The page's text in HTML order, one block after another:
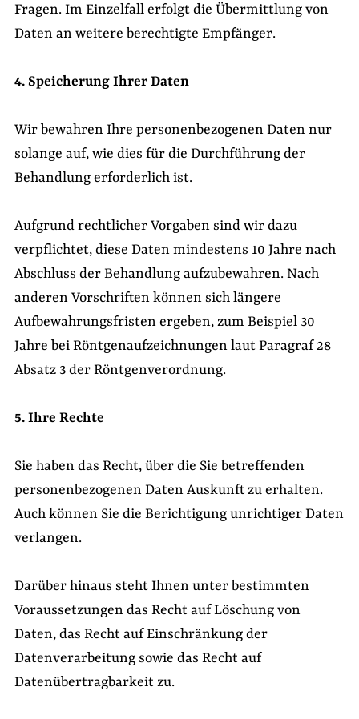
Fragen. Im Einzelfall erfolgt die Übermittlung von
Daten an weitere berechtigte Empfänger.
4. Speicherung Ihrer Daten
Wir bewahren Ihre personenbezogenen Daten nur
solange auf, wie dies für die Durchführung der
Behandlung erforderlich ist.
Aufgrund rechtlicher Vorgaben sind wir dazu
verpflichtet, diese Daten mindestens 10 Jahre nach
Abschluss der Behandlung aufzubewahren. Nach
anderen Vorschriften können sich längere
Aufbewahrungsfristen ergeben, zum Beispiel 30
Jahre bei Röntgenaufzeichnungen laut Paragraf 28
Absatz 3 der Röntgenverordnung.
5. Ihre Rechte
Sie haben das Recht, über die Sie betreffenden
personenbezogenen Daten Auskunft zu erhalten.
Auch können Sie die Berichtigung unrichtiger Daten
verlangen.
Darüber hinaus steht Ihnen unter bestimmten
Voraussetzungen das Recht auf Löschung von
Daten, das Recht auf Einschränkung der
Datenverarbeitung sowie das Recht auf
Datenübertragbarkeit zu.